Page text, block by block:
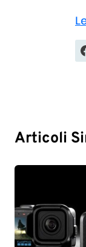
Articoli